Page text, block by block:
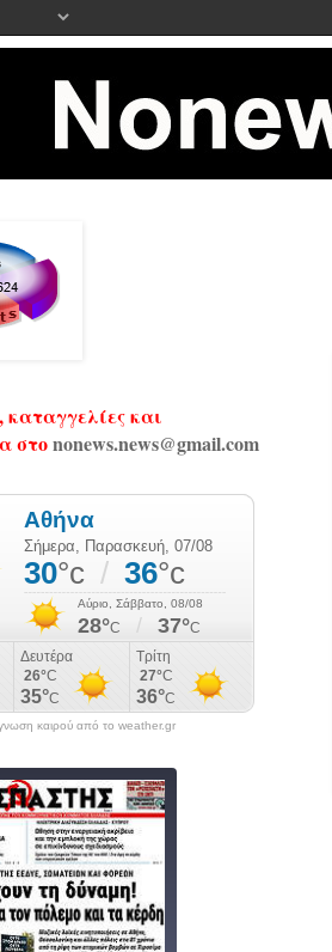
καταγγελίες και
στοnonews.news@gmail.com
καιρού από το weather.gr